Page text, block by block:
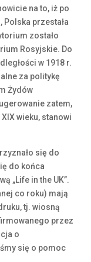
na to, iż po
przestała
zostało
Rosyjskie. Do
w 1918 r.
za politykę
Żydów
zatem,
wieku, stanowi
się do
do końca
„Life in the UK”.
co roku) mają
tj. wiosną
przez
o
się o pomoc